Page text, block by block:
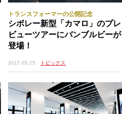
トランスフォーマーの公開記念
シボレー新型「カマロ」のプレ
ビューツアーにバンブルビーが
登場！
2017.05.25 トピックス